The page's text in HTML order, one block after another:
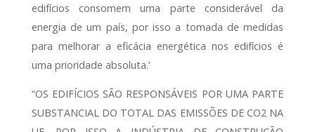
edifícios consomem uma parte considerável da
energia de um país, por isso a tomada de medidas
para melhorar a eficácia energética nos edifícios é
uma prioridade absoluta.’
“OS EDIFÍCIOS SÃO RESPONSÁVEIS POR UMA PARTE
SUBSTANCIAL DO TOTAL DAS EMISSÕES DE CO2 NA